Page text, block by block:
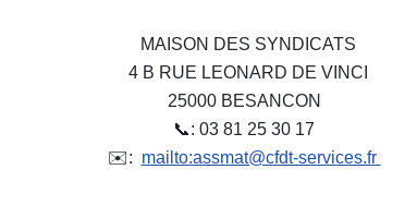
MAISON DES SYNDICATS
4 B RUE LEONARD DE VINCI
25000 BESANCON
📞: 03 81 25 30 17
✉️: mailto:assmat@cfdt-services.fr